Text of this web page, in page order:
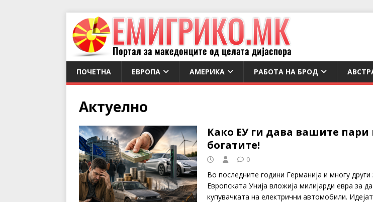
ПОЧЕТНА ЕВРОПА АМЕРИКА РАБОТА НА БРОД
Актуелно
Како ЕУ ги дава вашите пари
богатите!
0
Во последните години Германија и многу други
Европската Унија вложија милијарди евра за
купувачката на електрични автомобили.